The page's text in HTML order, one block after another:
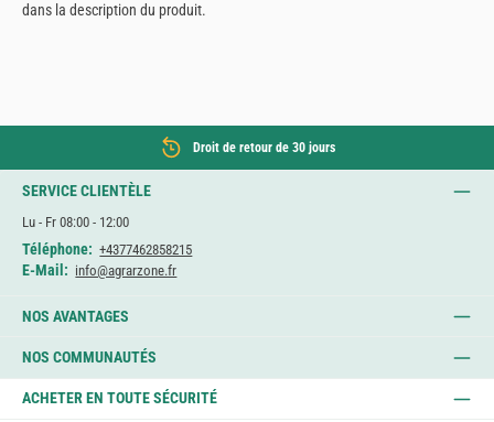
dans la description du produit.
Droit de retour de 30 jours
SERVICE CLIENTÈLE
Lu - Fr 08:00 - 12:00
Téléphone: +4377462858215
E-Mail: info@agrarzone.fr
NOS AVANTAGES
NOS COMMUNAUTÉS
ACHETER EN TOUTE SÉCURITÉ